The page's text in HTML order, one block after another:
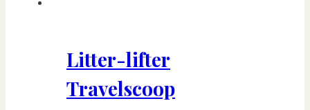
Litter-lifter
Travelscoop